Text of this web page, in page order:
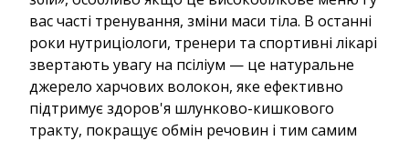
вас часті тренування, зміни маси тіла. В останні
роки нутриціологи, тренери та спортивні лікарі
звертають увагу на псіліум — це натуральне
джерело харчових волокон, яке ефективно
підтримує здоров'я шлунково-кишкового
тракту, покращує обмін речовин і тим самим